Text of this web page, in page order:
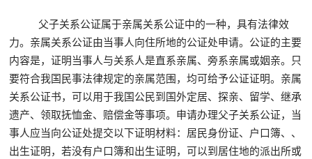
父子关系公证属于亲属关系公证中的一种，具有法律效
力。亲属关系公证由当事人向住所地的公证处申请。公证的主要
内容是，证明当事人与关系人是直系亲属、旁系亲属或姻亲。只
要符合我国民事法律规定的亲属范围，均可给予公证证明。亲属
关系公证书，可以用于我国公民到国外定居、探亲、留学、继承
遗产、领取抚恤金、赔偿金等事项。申请办理父子关系公证，当
事人应当向公证处提交以下证明材料：居民身份证、户口簿、、
出生证明，若没有户口簿和出生证明，可以到居住地的派出所或